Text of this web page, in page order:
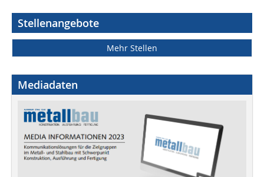
Stellenangebote
Mehr Stellen
Mediadaten